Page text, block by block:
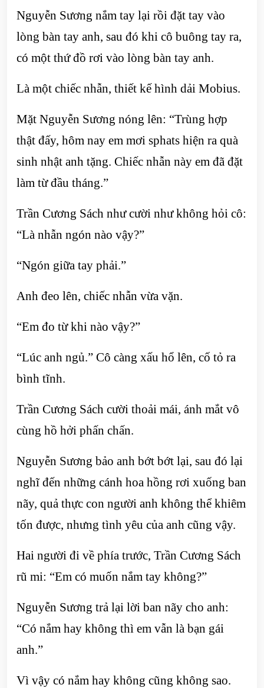
Nguyễn Sương nắm tay lại rồi đặt tay vào
lòng bàn tay anh, sau đó khi cô buông tay ra,
có một thứ đồ rơi vào lòng bàn tay anh.
Là một chiếc nhẫn, thiết kế hình dải Mobius.
Mặt Nguyễn Sương nóng lên: “Trùng hợp
thật đấy, hôm nay em mơi sphats hiện ra quà
sinh nhật anh tặng. Chiếc nhẫn này em đã đặt
làm từ đầu tháng.”
Trần Cương Sách như cười như không hỏi cô:
“Là nhẫn ngón nào vậy?”
“Ngón giữa tay phải.”
Anh đeo lên, chiếc nhẫn vừa vặn.
“Em đo từ khi nào vậy?”
“Lúc anh ngủ.” Cô càng xấu hổ lên, cố tỏ ra
bình tĩnh.
Trần Cương Sách cười thoải mái, ánh mắt vô
cùng hồ hởi phấn chấn.
Nguyễn Sương bảo anh bớt bớt lại, sau đó lại
nghĩ đến những cánh hoa hồng rơi xuống ban
nãy, quả thực con người anh không thể khiêm
tốn được, nhưng tình yêu của anh cũng vậy.
Hai người đi về phía trước, Trần Cương Sách
rũ mi: “Em có muốn nắm tay không?”
Nguyễn Sương trả lại lời ban nãy cho anh:
“Có nắm hay không thì em vẫn là bạn gái
anh.”
Vì vậy có nắm hay không cũng không sao.